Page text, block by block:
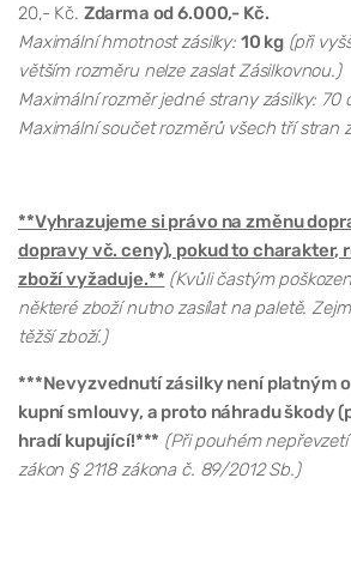
20,- Kč. Zdarma od 6.000,- Kč.
Maximální hmotnost zásilky: 10 kg (při
větším rozměru nelze zaslat Zásilkovnou.)
Maximální rozměr jedné strany zásilky: 70
Maximální součet rozměrů všech tří stran
**Vyhrazujeme si právo na změnu
dopravy vč. ceny), pokud to charakter,
zboží vyžaduje.** (Kvůli častým
některé zboží nutno zasílat na paletě.
těžší zboží.)
***Nevyzvednutí zásilky není platným
kupní smlouvy, a proto náhradu škody
hradí kupující!*** (Při pouhém
zákon § 2118 zákona č. 89/2012 Sb.)